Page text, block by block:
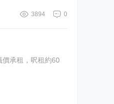
0
3894
承租，呎租約60